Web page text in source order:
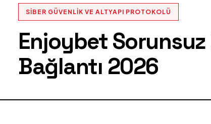
SIBER GÜVENLIK VE ALTYAPI PROTOKOLÜ
Enjoybet Sorunsuz
Bağlantı 2026